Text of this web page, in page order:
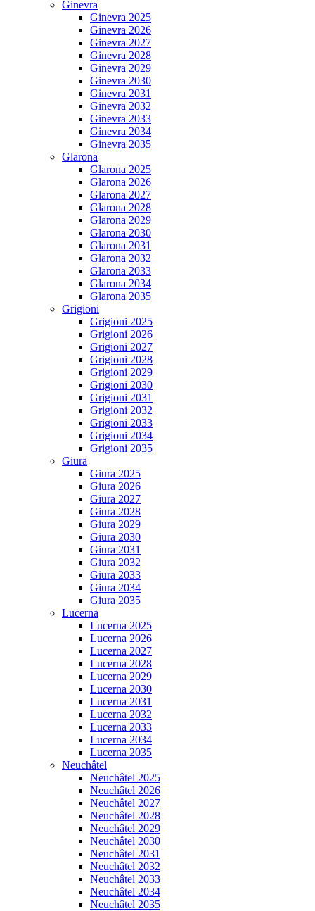
Ginevra
Ginevra 2025
Ginevra 2026
Ginevra 2027
Ginevra 2028
Ginevra 2029
Ginevra 2030
Ginevra 2031
Ginevra 2032
Ginevra 2033
Ginevra 2034
Ginevra 2035
Glarona
Glarona 2025
Glarona 2026
Glarona 2027
Glarona 2028
Glarona 2029
Glarona 2030
Glarona 2031
Glarona 2032
Glarona 2033
Glarona 2034
Glarona 2035
Grigioni
Grigioni 2025
Grigioni 2026
Grigioni 2027
Grigioni 2028
Grigioni 2029
Grigioni 2030
Grigioni 2031
Grigioni 2032
Grigioni 2033
Grigioni 2034
Grigioni 2035
Giura
Giura 2025
Giura 2026
Giura 2027
Giura 2028
Giura 2029
Giura 2030
Giura 2031
Giura 2032
Giura 2033
Giura 2034
Giura 2035
Lucerna
Lucerna 2025
Lucerna 2026
Lucerna 2027
Lucerna 2028
Lucerna 2029
Lucerna 2030
Lucerna 2031
Lucerna 2032
Lucerna 2033
Lucerna 2034
Lucerna 2035
Neuchâtel
Neuchâtel 2025
Neuchâtel 2026
Neuchâtel 2027
Neuchâtel 2028
Neuchâtel 2029
Neuchâtel 2030
Neuchâtel 2031
Neuchâtel 2032
Neuchâtel 2033
Neuchâtel 2034
Neuchâtel 2035